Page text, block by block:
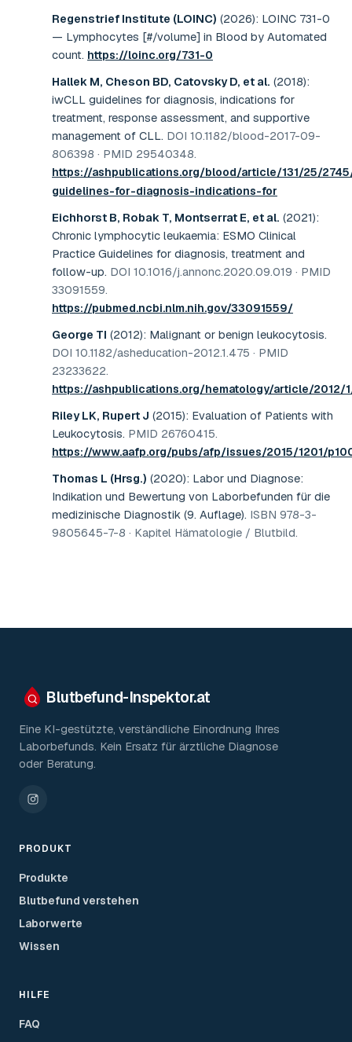
Regenstrief Institute (LOINC) (2026): LOINC 731-0
— Lymphocytes [#/volume] in Blood by Automated
count. https://loinc.org/731-0
Hallek M, Cheson BD, Catovsky D, et al. (2018):
iwCLL guidelines for diagnosis, indications for
treatment, response assessment, and supportive
management of CLL. DOI 10.1182/blood-2017-09-
806398 · PMID 29540348.
https://ashpublications.org/blood/article/131/25/
guidelines-for-diagnosis-indications-for
Eichhorst B, Robak T, Montserrat E, et al. (2021):
Chronic lymphocytic leukaemia: ESMO Clinical
Practice Guidelines for diagnosis, treatment and
follow-up. DOI 10.1016/j.annonc.2020.09.019 · PMID
33091559.
https://pubmed.ncbi.nlm.nih.gov/33091559/
George TI (2012): Malignant or benign leukocytosis.
DOI 10.1182/asheducation-2012.1.475 · PMID
23233622.
https://ashpublications.org/hematology/article/2012/
Riley LK, Rupert J (2015): Evaluation of Patients with
Leukocytosis. PMID 26760415.
https://www.aafp.org/pubs/afp/issues/2015/1201/
Thomas L (Hrsg.) (2020): Labor und Diagnose:
Indikation und Bewertung von Laborbefunden für die
medizinische Diagnostik (9. Auflage). ISBN 978-3-
9805645-7-8 · Kapitel Hämatologie / Blutbild.
Blutbefund-Inspektor.at
Eine KI-gestützte, verständliche Einordnung Ihres
Laborbefunds. Kein Ersatz für ärztliche Diagnose
oder Beratung.
PRODUKT
Produkte
Blutbefund verstehen
Laborwerte
Wissen
HILFE
FAQ